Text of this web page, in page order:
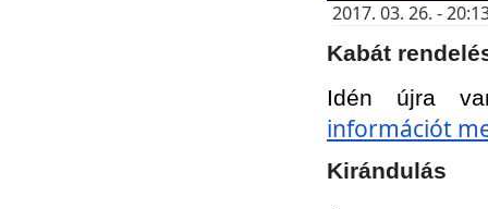
2017. 03. 26. -
Kabát
Idén újra
információt
Kirándulás